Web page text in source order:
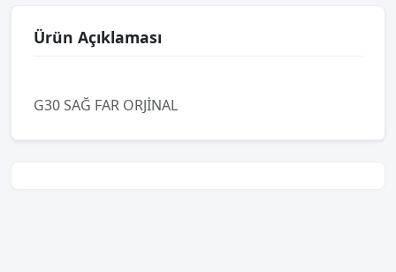
Ürün Açıklaması
G30 SAĞ FAR ORJİNAL